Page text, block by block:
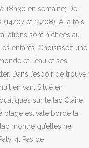
18h30 en semaine; De
(14/07 et 15/08). À la fois
sont nichées au
enfants. Choisissez une
et l'eau et ses
Dans l’espoir de trouver
en van. Situé en
sur le lac Claire
plage estivale borde la
montre qu’elles ne
4. Pas de